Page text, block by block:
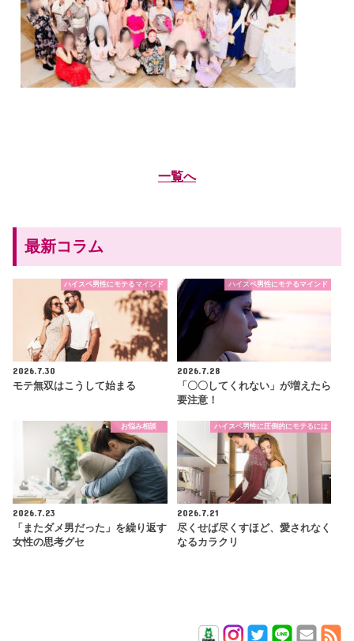
一覧へ
最新コラム
ハイスペ男性にモテるマインド
2026.7.30
モテ無双はこうして始まる
ハイスペ男性にモテるマインド
2026.7.28
「〇〇してくれない」が増えたら
要注意！
お悩み相談
2026.7.23
「またダメ男だった」を繰り返す
女性の思考グセ
ハイスペ男性に圧倒的にモテるには
2026.7.21
尽くせば尽くすほど、愛されなく
なるカラクリ